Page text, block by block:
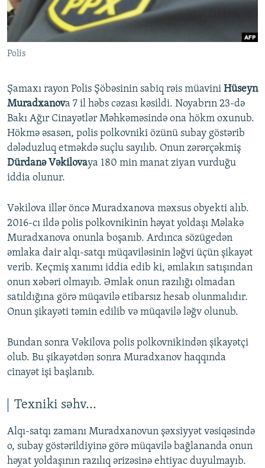
İZ - MƏDƏNIYYƏT PROQRAMI
MATERIALLARIMIZDAN ISTIFADƏ
AZADLIQRADIOSU MOBIL TELEFONUNUZDA
BIZIMLƏ ƏLAQƏ
RFE/RL-in bütün saytları
Polis
Şamaxı rayon Polis Şöbəsinin sabiq rəis müavini Hüseyn
Muradxanova 7 il həbs cəzası kəsildi. Noyabrın 23-də
Bakı Ağır Cinayətlər Məhkəməsində ona hökm oxunub.
Hökmə əsasən, polis polkovniki özünü subay göstərib
dələduzluq etməkdə suçlu sayılıb. Onun zərərçəkmiş
Dürdanə Vəkilovaya 180 min manat ziyan vurduğu
iddia olunur.
Vəkilova illər öncə Muradxanova məxsus obyekti alıb.
2016-cı ildə polis polkovnikinin həyat yoldaşı Məlakə
Muradxanova onunla boşanıb. Ardınca sözügedən
əmlaka dair alqı-satqı müqaviləsinin ləğvi üçün şikayət
verib. Keçmiş xanımı iddia edib ki, əmlakın satışından
onun xəbəri olmayıb. Əmlak onun razılığı olmadan
satıldığına görə müqavilə etibarsız hesab olunmalıdır.
Onun şikayəti təmin edilib və müqavilə ləğv olunub.
Bundan sonra Vəkilova polis polkovnikindən şikayətçi
olub. Bu şikayətdən sonra Muradxanov haqqında
cinayət işi başlanıb.
Texniki səhv...
Alqı-satqı zamanı Muradxanovun şəxsiyyət vəsiqəsində
o, subay göstərildiyinə görə müqavilə bağlananda onun
həyat yoldaşının razılıq ərizəsinə ehtiyac duyulmayıb.